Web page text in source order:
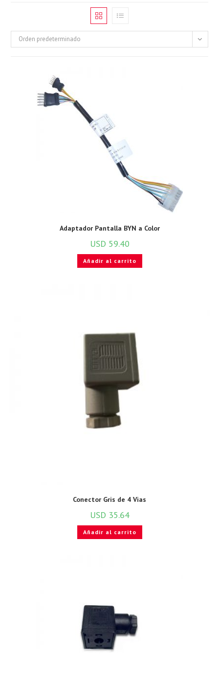
Orden predeterminado
Adaptador Pantalla BYN a Color
USD 59.40
Añadir al carrito
Conector Gris de 4 Vias
USD 35.64
Añadir al carrito